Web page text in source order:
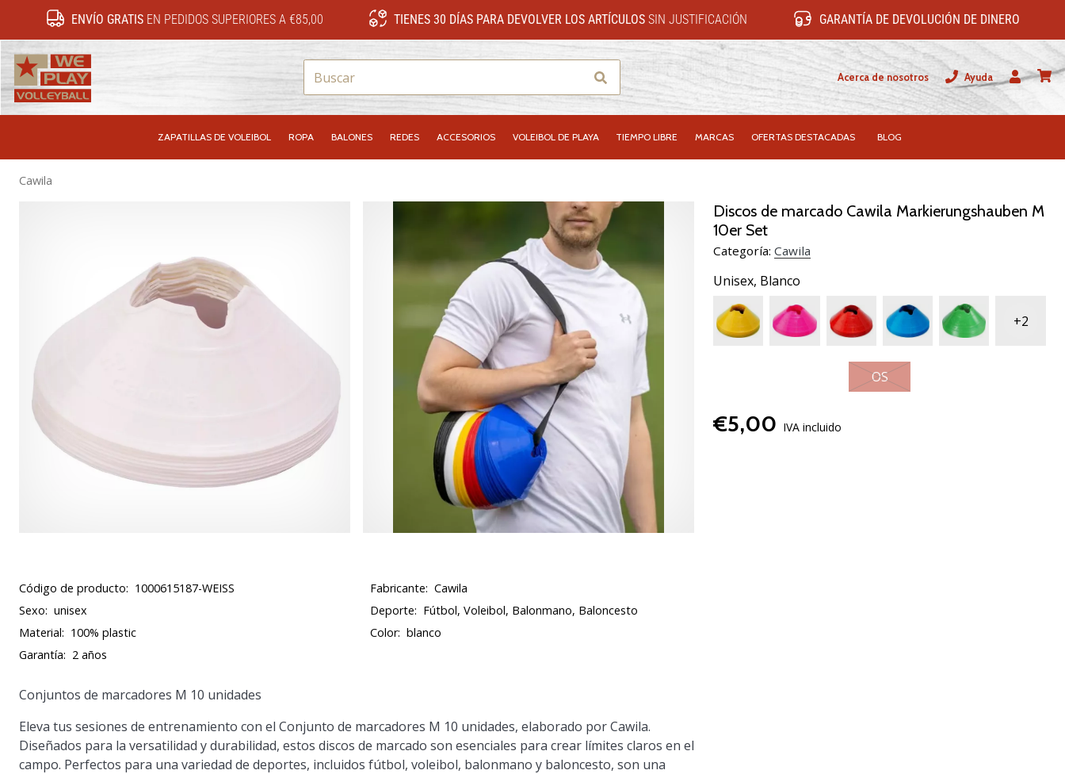
ENVÍO GRATISEN PEDIDOS SUPERIORES A €85,00 TIENES 30 DÍAS PARA DEVOLVER LOS ARTÍCULOS SIN JUSTIFICACIÓN GARANTÍA DE DEVOLUCIÓN DE DINERO
Buscar Acerca de nosotros
Ayuda
Usuario
ZAPATILLAS DE VOLEIBOL ROPA BALONES REDES ACCESORIOS VOLEIBOL DE PLAYA TIEMPO LIBRE MARCAS OFERTAS DESTACADAS BLOG
Cawila
Discos de marcado Cawila Markierungshauben M
10er Set
Categoría: Cawila
Unisex, Blanco
+2
OS
€5,00 IVA incluido
Código de producto: 1000615187-WEISS Fabricante: Cawila
Sexo: unisex Deporte: Fútbol, Voleibol, Balonmano, Baloncesto
Material: 100% plastic Color: blanco
Garantía: 2 años
Conjuntos de marcadores M 10 unidades
Eleva tus sesiones de entrenamiento con el Conjunto de marcadores M 10 unidades, elaborado por Cawila.
Diseñados para la versatilidad y durabilidad, estos discos de marcado son esenciales para crear límites claros en el
campo. Perfectos para una variedad de deportes, incluidos fútbol, voleibol, balonmano y baloncesto, son una